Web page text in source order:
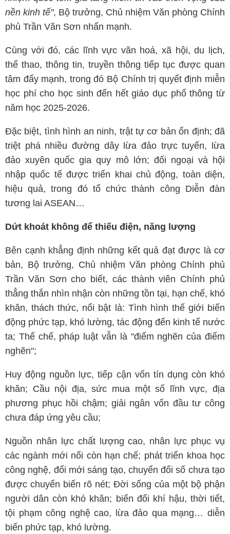
nền kinh tế", Bộ trưởng, Chủ nhiệm Văn phòng Chính
phủ Trần Văn Sơn nhấn mạnh.
Cùng với đó, các lĩnh vực văn hoá, xã hội, du lịch,
thể thao, thông tin, truyền thông tiếp tục được quan
tâm đẩy mạnh, trong đó Bộ Chính trị quyết định miễn
học phí cho học sinh đến hết giáo dục phổ thông từ
năm học 2025-2026.
Đặc biệt, tình hình an ninh, trật tự cơ bản ổn định; đã
triệt phá nhiều đường dây lừa đảo trực tuyến, lừa
đảo xuyên quốc gia quy mô lớn; đối ngoại và hội
nhập quốc tế được triển khai chủ động, toàn diện,
hiệu quả, trong đó tổ chức thành công Diễn đàn
tương lai ASEAN…
Dứt khoát không để thiếu điện, năng lượng
Bên cạnh khẳng định những kết quả đạt được là cơ
bản, Bộ trưởng, Chủ nhiệm Văn phòng Chính phủ
Trần Văn Sơn cho biết, các thành viên Chính phủ
thẳng thắn nhìn nhận còn những tồn tại, hạn chế, khó
khăn, thách thức, nổi bật là: Tình hình thế giới biến
động phức tạp, khó lường, tác động đến kinh tế nước
ta; Thể chế, pháp luật vẫn là "điểm nghẽn của điểm
nghẽn";
Huy động nguồn lực, tiếp cận vốn tín dụng còn khó
khăn; Cầu nội địa, sức mua một số lĩnh vực, địa
phương phục hồi chậm; giải ngân vốn đầu tư công
chưa đáp ứng yêu cầu;
Nguồn nhân lực chất lượng cao, nhân lực phục vụ
các ngành mới nổi còn hạn chế; phát triển khoa học
công nghệ, đổi mới sáng tạo, chuyển đổi số chưa tạo
được chuyển biến rõ nét; Đời sống của một bộ phận
người dân còn khó khăn; biến đổi khí hậu, thời tiết,
tội phạm công nghệ cao, lừa đảo qua mạng… diễn
biến phức tạp, khó lường.